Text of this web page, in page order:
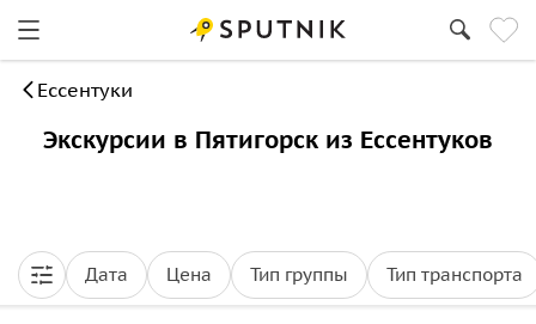
Ессентуки
Экскурсии в Пятигорск из Ессентуков
Дата Цена Тип группы Тип транспорта